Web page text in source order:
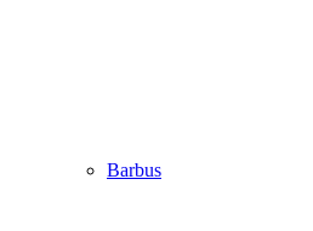
Barbus